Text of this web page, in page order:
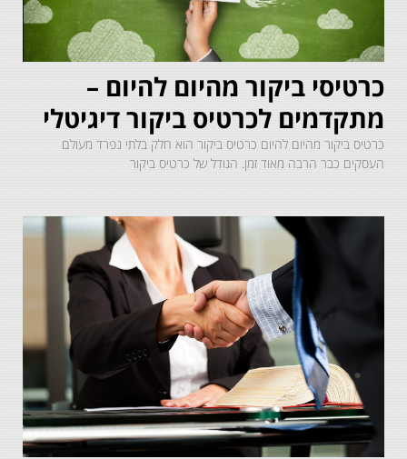
כרטיסי ביקור מהיום להיום –
מתקדמים לכרטיס ביקור דיגיטלי
כרטיס ביקור מהיום להיום כרטיס ביקור הוא חלק בלתי נפרד מעולם
העסקים כבר הרבה מאוד זמן. הגודל של כרטיס ביקור